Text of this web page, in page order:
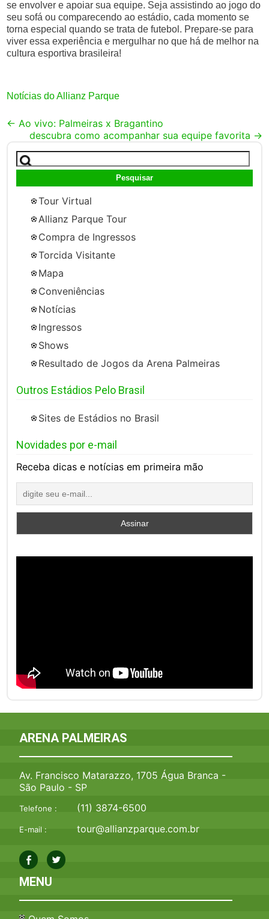
se envolver e apoiar sua equipe. Seja assistindo ao jogo do
seu sofá ou comparecendo ao estádio, cada momento se
torna especial quando se trata de futebol. Prepare-se para
viver essa experiência e mergulhar no que há de melhor na
cultura esportiva brasileira!
Notícias do Allianz Parque
Post
navigation
← Ao vivo: Palmeiras x Bragantino
descubra como acompanhar sua equipe favorita →
Pesquisar
por:
Tour Virtual
Allianz Parque Tour
Compra de Ingressos
Torcida Visitante
Mapa
Conveniências
Notícias
Ingressos
Shows
Resultado de Jogos da Arena Palmeiras
Outros Estádios Pelo Brasil
Sites de Estádios no Brasil
Novidades por e-mail
Receba dicas e notícias em primeira mão
ARENA PALMEIRAS
Av. Francisco Matarazzo, 1705 Água Branca -
São Paulo - SP
Telefone : (11) 3874-6500
E-mail : tour@allianzparque.com.br
MENU